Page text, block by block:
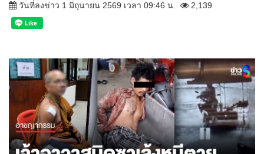
วันที่ลงข่าว 1 มิถุนายน 2569 เวลา 09:46 น. 2,139